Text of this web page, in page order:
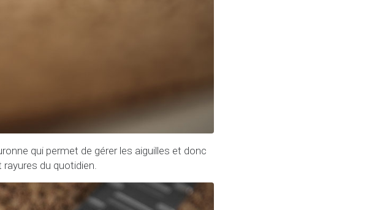
qui permet de gérer les aiguilles et donc
du quotidien.